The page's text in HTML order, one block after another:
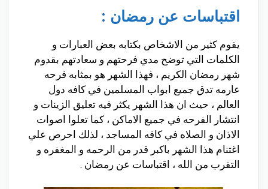
اقتباسات عن رمضان :
يقوم كثير من الاشخاص بكتابه بعض العبارات و
الكلمات التي توضح مدي فرحتهم و سعادتهم بقدوم
شهر رمضان الكريم ، فهذا الشهر هو بمثابه فرحه
عارمه تدق جميع ابواب المسلمين في كافه دول
العالم ، حيث ان هذا الشهر يكثر فيه تعليق الزينات و
انتشار الفرحه في جميع الاماكن ، كما تعلوا اصوات
الاذان و الصلاه في كافه المساجد ، لذلك احرص علي
اغتنام هذا الشهر باكبر قدر من الرحمه و المغفره و
التقرب من الله ، اقتباسات عن رمضان .